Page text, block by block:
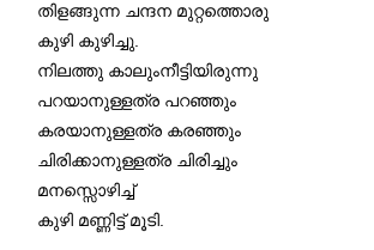
തിളങ്ങുന്ന ചന്ദന മുറ്റത്തൊരു
കുഴി കുഴിച്ചു.
നിലത്തു കാലുംനീട്ടിയിരുന്നു
പറയാനുള്ളത്ര പറഞ്ഞും
കരയാനുള്ളത്ര കരഞ്ഞും
ചിരിക്കാനുള്ളത്ര ചിരിച്ചും
മനസ്സൊഴിച്ച്
കുഴി മണ്ണിട്ട്‌ മൂടി.